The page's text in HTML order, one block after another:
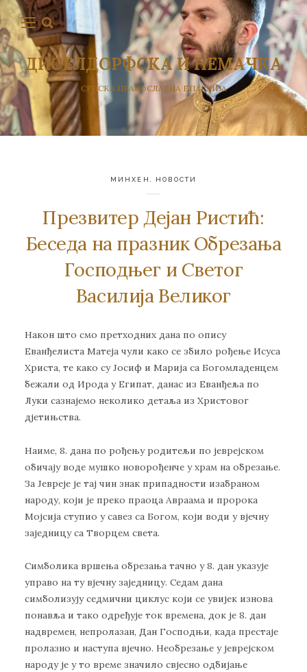
ДИСЕЛДОРФСКА И НЕМАЧКА
СРПСКА ПРАВОСЛАВНА ЕПАРХИЈА
МИНХЕН НОВОСТИ
Презвитер Дејан Ристић:
Беседа на празник Обрезања
Господњег и Светог
Василија Великог
Након што смо претходних дана по опису
Еванђелиста Матеја чули како се збило рођење Исуса
Христа, те како су Јосиф и Марија са Богомладенцем
бежали од Ирода у Египат, данас из Еванђеља по
Луки сазнајемо неколико детаља из Христовог
дјетињства.
Наиме, 8. дана по рођењу родитељи по јеврејском
обичају воде мушко новорођенче у храм на обрезање.
За Јевреје је тај чин знак припадности изабраном
народу, који је преко праоца Авраама и пророка
Мојсија ступио у савез са Богом, који води у вјечну
заједницу са Творцем света.
Симболика вршења обрезања тачно у 8. дан указује
управо на ту вјечну заједницу. Седам дана
симболизују седмични циклус који се увијек изнова
понавља и тако одређује ток времена, док је 8. дан
надвремен, непролазан, Дан Господњи, када престаје
пролазно и наступа вјечно. Необрезање у јеврејском
народу је у то време значило свјесно одбијање